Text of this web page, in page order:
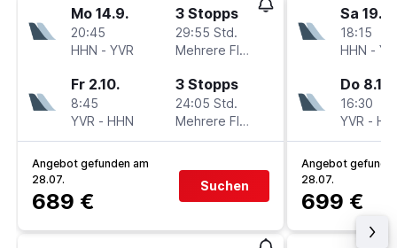
Mo 14.9.
20:45
HHN - YVR
3 Stopps
29:55 Std.
Mehrere Fluglinien
Fr 2.10.
8:45
YVR - HHN
3 Stopps
24:05 Std.
Mehrere Fluglinien
Angebot gefunden am
28.07.
689 €
Suchen
Sa 19.9.
18:15
HHN -
Do 8.10.
16:30
YVR -
Angebot
28.07.
699 €